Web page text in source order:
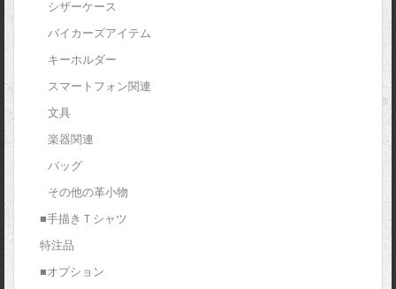
シザーケース
バイカーズアイテム
キーホルダー
スマートフォン関連
文具
楽器関連
バッグ
その他の革小物
■手描きＴシャツ
特注品
■オプション